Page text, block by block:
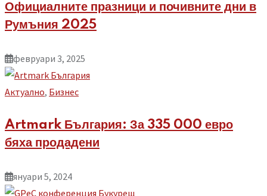
Официалните празници и почивните дни в
Румъния 2025
февруари 3, 2025
Aктуално, Бизнес
Artmark България: За 335 000 евро
бяха продадени
януари 5, 2024